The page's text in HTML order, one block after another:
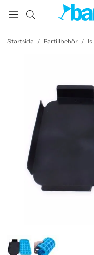
Startsida / Bartillbehör / Is